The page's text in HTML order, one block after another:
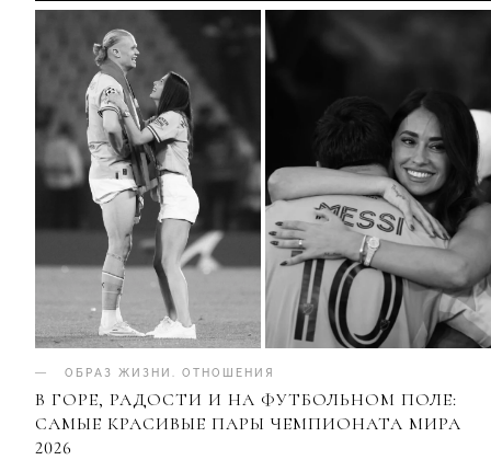
ОБРАЗ ЖИЗНИ ОТНОШЕНИЯ
В ГОРЕ, РАДОСТИ И НА ФУТБОЛЬНОМ ПОЛЕ:
САМЫЕ КРАСИВЫЕ ПАРЫ ЧЕМПИОНАТА МИРА
2026